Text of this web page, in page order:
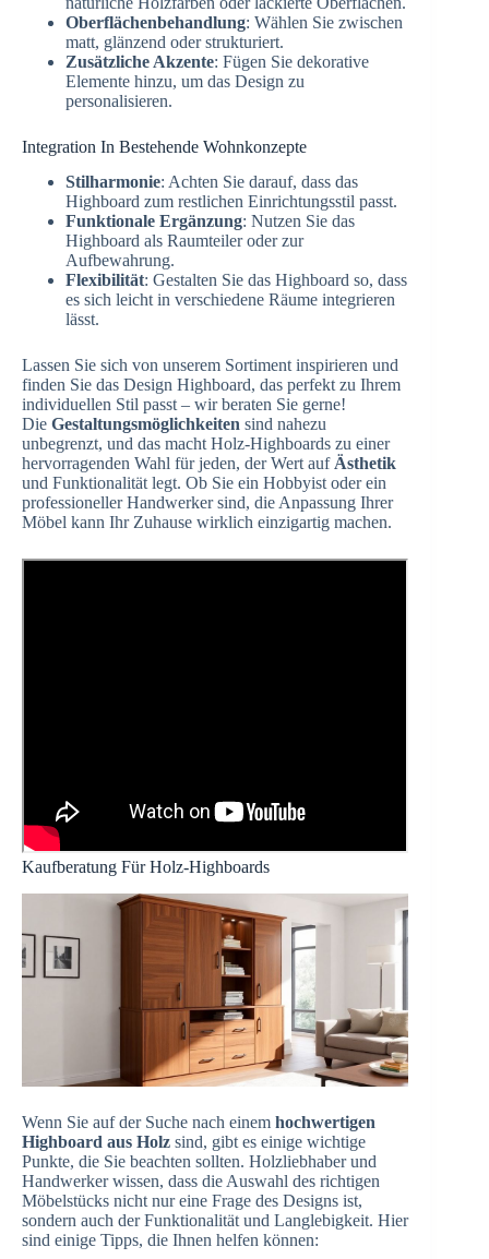
Oberflächenbehandlung: Wählen Sie zwischen
matt, glänzend oder strukturiert.
Zusätzliche Akzente: Fügen Sie dekorative
Elemente hinzu, um das Design zu
personalisieren.
Integration In Bestehende Wohnkonzepte
Stilharmonie: Achten Sie darauf, dass das
Highboard zum restlichen Einrichtungsstil passt.
Funktionale Ergänzung: Nutzen Sie das
Highboard als Raumteiler oder zur
Aufbewahrung.
Flexibilität: Gestalten Sie das Highboard so, dass
es sich leicht in verschiedene Räume integrieren
lässt.
Lassen Sie sich von unserem Sortiment inspirieren und
finden Sie das Design Highboard, das perfekt zu Ihrem
individuellen Stil passt – wir beraten Sie gerne!
Die Gestaltungsmöglichkeiten sind nahezu
unbegrenzt, und das macht Holz-Highboards zu einer
hervorragenden Wahl für jeden, der Wert auf Ästhetik
und Funktionalität legt. Ob Sie ein Hobbyist oder ein
professioneller Handwerker sind, die Anpassung Ihrer
Möbel kann Ihr Zuhause wirklich einzigartig machen.
Kaufberatung Für Holz-Highboards
Wenn Sie auf der Suche nach einem hochwertigen
Highboard aus Holz sind, gibt es einige wichtige
Punkte, die Sie beachten sollten. Holzliebhaber und
Handwerker wissen, dass die Auswahl des richtigen
Möbelstücks nicht nur eine Frage des Designs ist,
sondern auch der Funktionalität und Langlebigkeit. Hier
sind einige Tipps, die Ihnen helfen können: